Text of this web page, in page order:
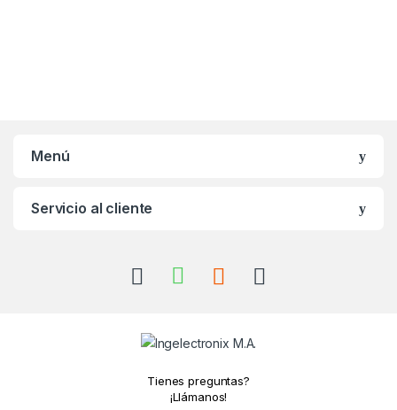
Menú
Servicio al cliente
Tienes preguntas?
¡Llámanos!